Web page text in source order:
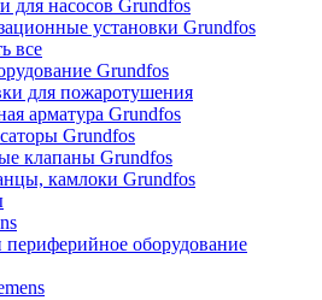
для насосов Grundfos
установки Grundfos
все
Grundfos
для пожаротушения
арматура Grundfos
Grundfos
клапаны Grundfos
камлоки Grundfos
периферийное оборудование